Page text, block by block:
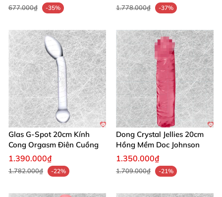
677.000₫ -35% 1.778.000₫ -37%
Glas G-Spot 20cm Kính
Cong Orgasm Điên Cuồng
1.390.000₫
1.782.000₫ -22%
Dong Crystal Jellies 20cm
Hồng Mềm Doc Johnson
1.350.000₫
1.709.000₫ -21%